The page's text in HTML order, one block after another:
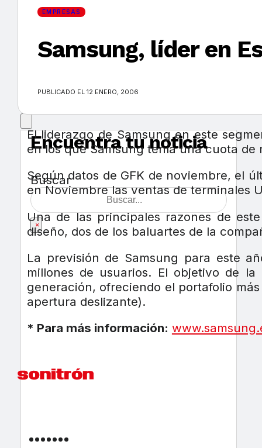
MERCADOS Y TENDENCIAS
Encuentra tu noticia
Buscar
×
EMPRESAS
Samsung, líder en
PUBLICADO EL 12 ENERO, 2006
El liderazgo de Samsung en este
en los que Samsung tenía una cuota
Según datos de GFK de noviembre, el
en Noviembre las ventas de terminales
Una de las principales razones de
diseño, dos de los baluartes de la
La previsión de Samsung para este
millones de usuarios. El objetivo de
generación, ofreciendo el portafolio
apertura deslizante).
* Para más información: